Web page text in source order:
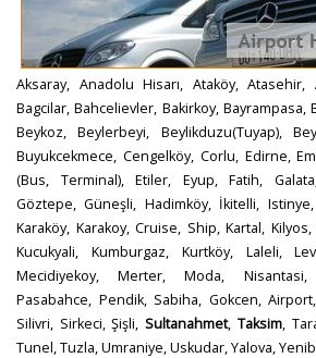
Aksaray, Anadolu Hisarı, Ataköy, Atasehir,
Bagcilar, Bahcelievler, Bakirkoy, Bayrampasa,
Beykoz, Beylerbeyi, Beylikduzu(Tuyap),
Buyukcekmece, Cengelköy, Corlu, Edirne,
(Bus, Terminal), Etiler, Eyup, Fatih,
Göztepe, Güneşli, Hadimköy, İkitelli,
Karaköy, Karakoy, Cruise, Ship, Kartal,
Kucukyali, Kumburgaz, Kurtköy, Laleli,
Mecidiyekoy, Merter, Moda, Nisantasi,
Pasabahce, Pendik, Sabiha, Gokcen,
Silivri, Sirkeci, Şişli,Sultanahmet, Taksim,
Tunel, Tuzla, Umraniye, Uskudar, Yalova,